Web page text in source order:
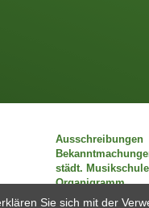
Ausschreibungen
städt. Musikschule
Organigramm
Sie sich mit der